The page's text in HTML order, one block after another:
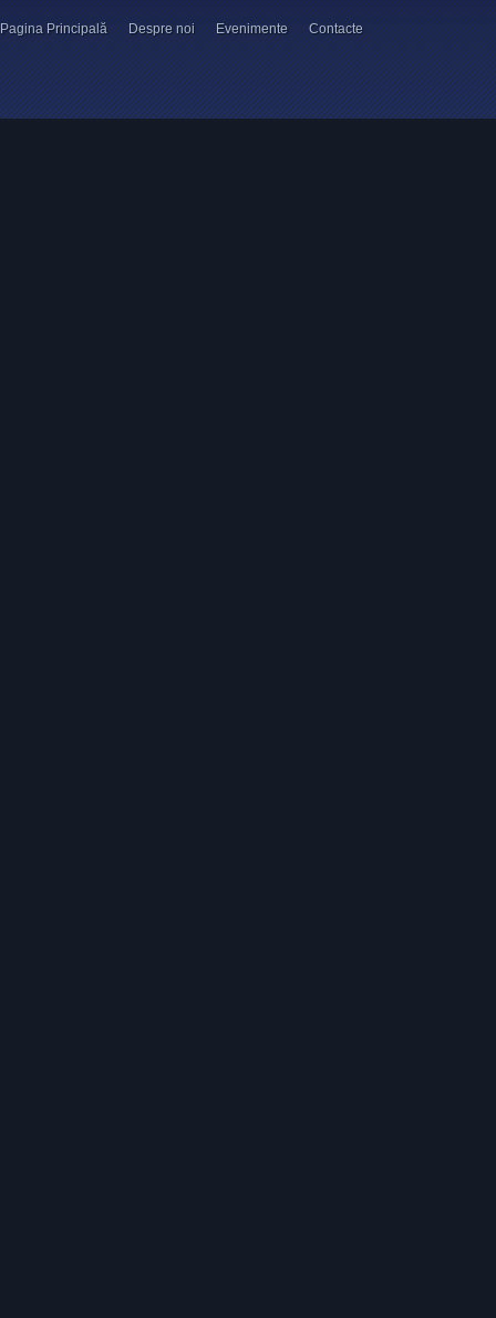
Pagina Principală Despre noi Evenimente Contacte